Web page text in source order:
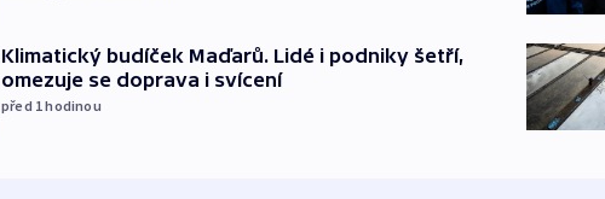
Klimatický budíček Maďarů. Lidé i podniky šetří,
omezuje se doprava i svícení
před 1hodinou